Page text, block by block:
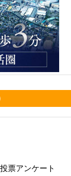
票アンケート